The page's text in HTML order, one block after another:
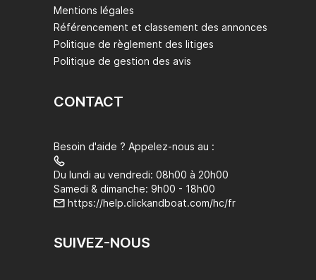
Mentions légales
Référencement et classement des annonces
Politique de règlement des litiges
Politique de gestion des avis
CONTACT
Besoin d'aide ? Appelez-nous au :
Du lundi au vendredi: 08h00 à 20h00
Samedi & dimanche: 9h00 - 18h00
https://help.clickandboat.com/hc/fr
SUIVEZ-NOUS